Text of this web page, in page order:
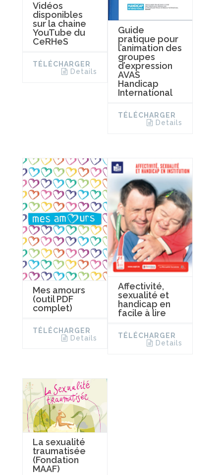
Vidéos
disponibles
sur la chaine
YouTube du
CeRHeS
TÉLÉCHARGER
Details
Guide
pratique pour
l’animation des
groupes
d’expression
AVAS
Handicap
International
TÉLÉCHARGER
Details
Mes amours
(outil PDF
complet)
TÉLÉCHARGER
Details
Affectivité,
sexualité et
handicap en
facile à lire
TÉLÉCHARGER
Details
La sexualité
traumatisée
(Fondation
MAAF)